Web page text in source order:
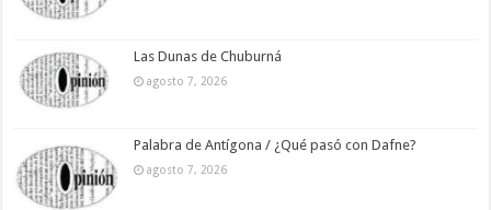
Las Dunas de Chuburná
agosto 7, 2026
Palabra de Antígona / ¿Qué pasó con Dafne?
agosto 7, 2026